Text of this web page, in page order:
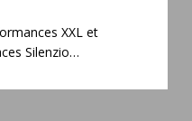
XXL et
Silenzio…